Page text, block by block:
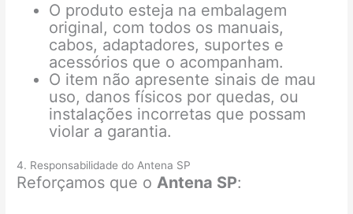
O produto esteja na embalagem
original, com todos os manuais,
cabos, adaptadores, suportes e
acessórios que o acompanham.
O item não apresente sinais de mau
uso, danos físicos por quedas, ou
instalações incorretas que possam
violar a garantia.
4. Responsabilidade do Antena SP
Reforçamos que o Antena SP: